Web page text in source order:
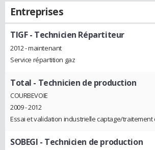
Entreprises
TIGF- Technicien Répartiteur
2012 - maintenant
Service répartition gaz
Total - Technicien de production
COURBEVOIE
2009 - 2012
Essai et validation industrielle captage/traitement
SOBEGI - Technicien de production